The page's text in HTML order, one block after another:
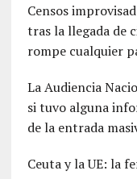
Censos
tras la llegada de
rompe cualquier
La Audiencia
si tuvo alguna
de la entrada
Ceuta y la UE: la